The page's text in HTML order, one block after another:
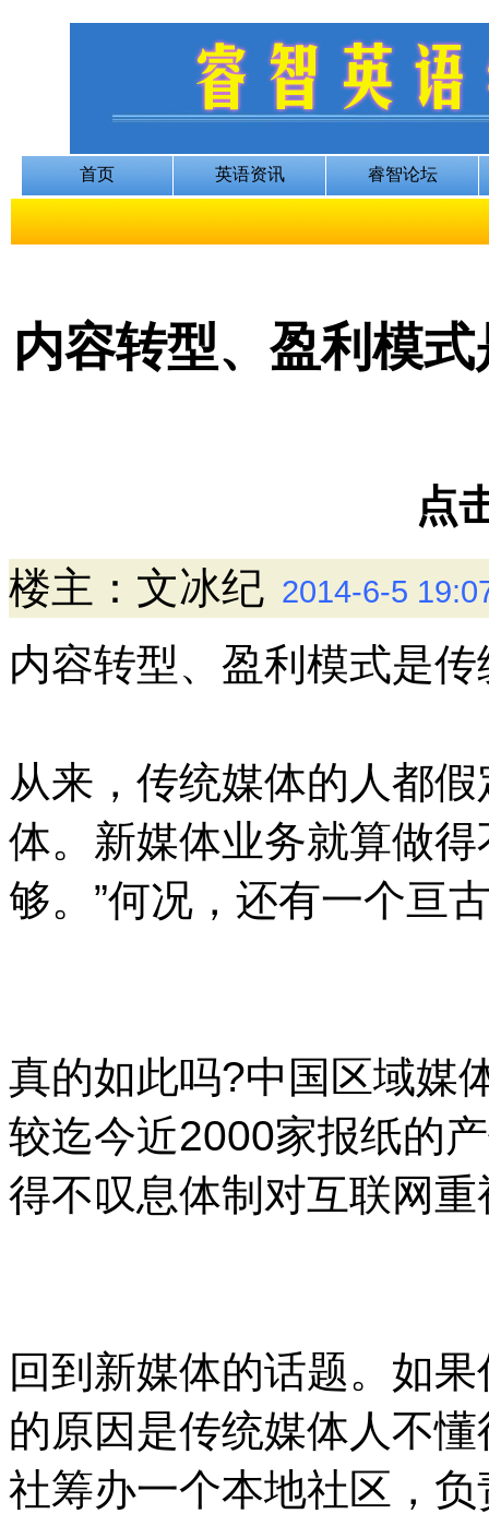
内容转型、盈利模
点
楼主：文冰纪 2014-6-5
内容转型、盈利模式是
从来，传统媒体的人都
体。新媒体业务就算做
够。”何况，还有一个亘
真的如此吗?中国区域媒
较迄今近2000家报纸的
得不叹息体制对互联网
回到新媒体的话题。如
的原因是传统媒体人不
社筹办一个本地社区，